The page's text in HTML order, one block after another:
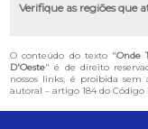
Verifique as regiões que
O conteúdo do texto "Onde
D'Oeste" é de direito
nossos links, é proibida
autoral – artigo 184 do Código